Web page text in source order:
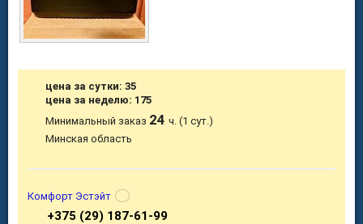
цена за сутки: 35
цена за неделю: 175
Минимальный заказ 24ч. (1 сут.)
Минская область
Комфорт Эстэйт
+375 (29) 187-61-99